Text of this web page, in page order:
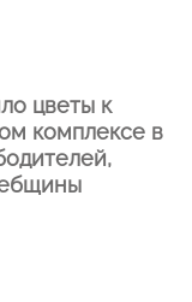
цветы к
комплексе в